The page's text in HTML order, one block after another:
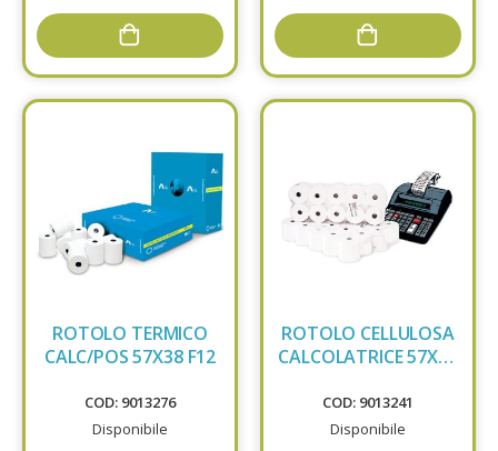
ROTOLO TERMICO
CALC/POS 57X38 F12
COD: 9013276
Disponibile
ROTOLO CELLULOSA
CALCOLATRICE 57X60
COD: 9013241
Disponibile